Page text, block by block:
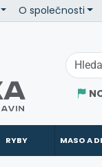
O společnosti
RYBY MASO A